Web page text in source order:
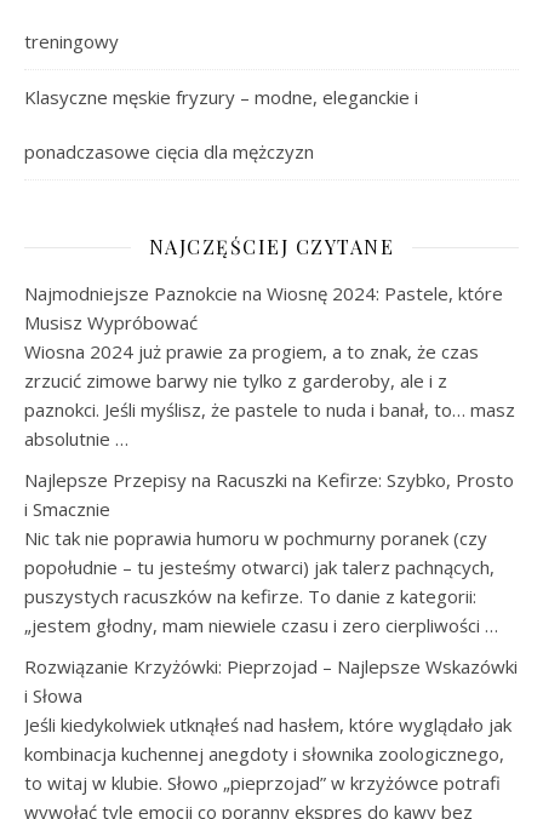
treningowy
Klasyczne męskie fryzury – modne, eleganckie i
ponadczasowe cięcia dla mężczyzn
NAJCZĘŚCIEJ CZYTANE
Najmodniejsze Paznokcie na Wiosnę 2024: Pastele, które
Musisz Wypróbować
Wiosna 2024 już prawie za progiem, a to znak, że czas
zrzucić zimowe barwy nie tylko z garderoby, ale i z
paznokci. Jeśli myślisz, że pastele to nuda i banał, to… masz
absolutnie …
Najlepsze Przepisy na Racuszki na Kefirze: Szybko, Prosto
i Smacznie
Nic tak nie poprawia humoru w pochmurny poranek (czy
popołudnie – tu jesteśmy otwarci) jak talerz pachnących,
puszystych racuszków na kefirze. To danie z kategorii:
„jestem głodny, mam niewiele czasu i zero cierpliwości …
Rozwiązanie Krzyżówki: Pieprzojad – Najlepsze Wskazówki
i Słowa
Jeśli kiedykolwiek utknąłeś nad hasłem, które wyglądało jak
kombinacja kuchennej anegdoty i słownika zoologicznego,
to witaj w klubie. Słowo „pieprzojad” w krzyżówce potrafi
wywołać tyle emocji co poranny ekspres do kawy bez